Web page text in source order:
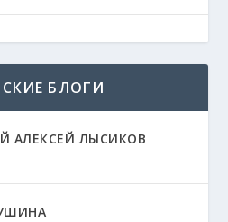
БЛОГИ
АЛЕКСЕЙ ЛЫСИКОВ